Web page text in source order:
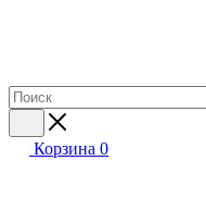
Корзина 0